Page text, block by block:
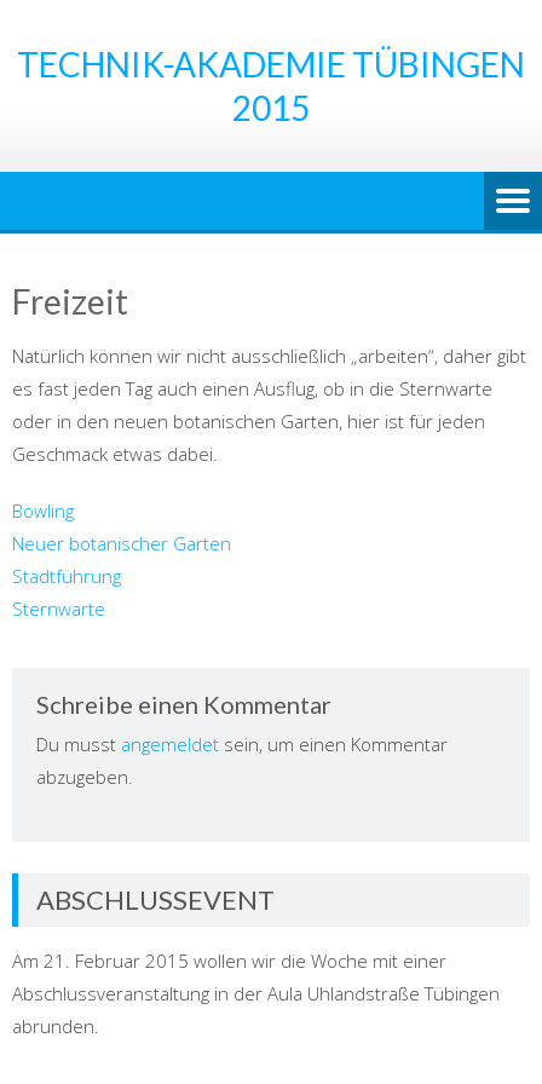
content
TECHNIK-AKADEMIE TÜBINGEN
2015
Freizeit
Natürlich können wir nicht ausschließlich „arbeiten“, daher gibt
es fast jeden Tag auch einen Ausflug, ob in die Sternwarte
oder in den neuen botanischen Garten, hier ist für jeden
Geschmack etwas dabei.
Bowling
Neuer botanischer Garten
Stadtführung
Sternwarte
Schreibe einen Kommentar
Du musst angemeldet sein, um einen Kommentar
abzugeben.
ABSCHLUSSEVENT
Am 21. Februar 2015 wollen wir die Woche mit einer
Abschlussveranstaltung in der Aula Uhlandstraße Tübingen
abrunden.